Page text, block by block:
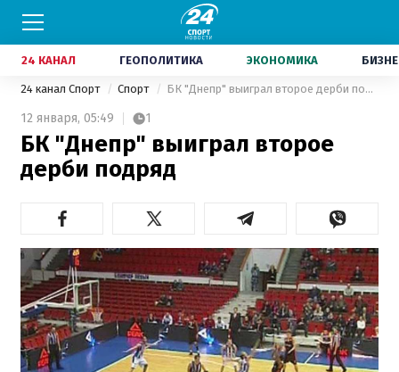
24 КАНАЛ ГЕОПОЛИТИКА ЭКОНОМИКА
24 канал Спорт Спорт БК "Днепр" выиграл второе дерби подряд
12 января, 05:49 1
БК "Днепр" выиграл второе
дерби подряд